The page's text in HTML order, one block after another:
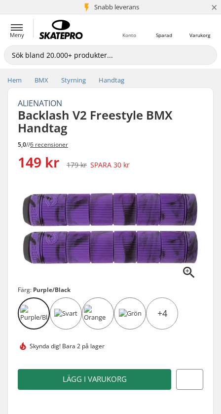
Snabb leverans
5+ milj. kunder ×
Meny Varukorg
Sparad
Konto
Hem BMX Styrning Handtag
ALIENATION
Backlash V2 Freestyle BMX
Handtag
5,0//6 recensioner
149 kr 179 kr SPARA 30 kr
Färg: Purple/Black
+4
Skynda dig! Bara 2 på lager
LÄGG I VARUKORG